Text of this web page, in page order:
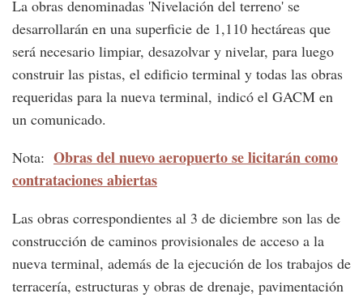
La obras denominadas 'Nivelación del terreno' se
desarrollarán en una superficie de 1,110 hectáreas que
será necesario limpiar, desazolvar y nivelar, para luego
construir las pistas, el edificio terminal y todas las obras
requeridas para la nueva terminal, indicó el GACM en
un comunicado.
Nota: Obras del nuevo aeropuerto se licitarán como
contrataciones abiertas
Las obras correspondientes al 3 de diciembre son las de
construcción de caminos provisionales de acceso a la
nueva terminal, además de la ejecución de los trabajos de
terracería, estructuras y obras de drenaje, pavimentación